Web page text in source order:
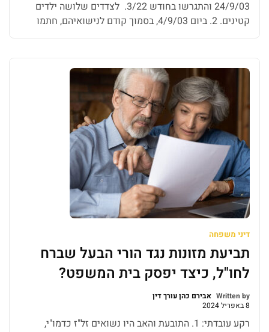
24/9/03 והתגרשו בחודש 3/22. לצדדים שלושה ילדים
קטינים. 2. ביום 4/9/03, בסמוך קודם לנישואיהם, חתמו
הסכם הממון). בין השאר הוסכם כי (סע' 4 על תתי סעיפיו,
הציטוט חלקי ונוגע בעיקרו […]
דיני משפחה
תביעת מזונות נגד הורי הבעל שברח
לחו"ל, כיצד יפסק בית המשפט?
Written by אבירם כהן עורך דין
8 באפריל 2024
רקע עובדתי: 1. התובעת והאב היו נשואים זל"ז כדמו"י,